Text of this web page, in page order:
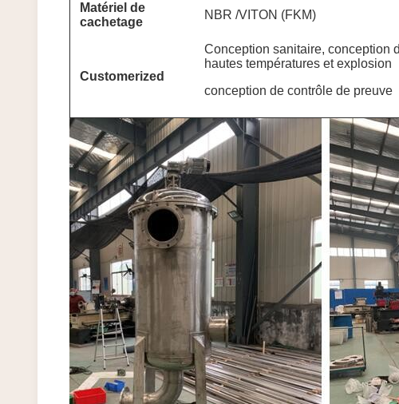
Matériel de
cachetage
NBR /VITON (FKM)
Customerized
Conception sanitaire, conception
hautes températures et explosion
conception de contrôle de preuve